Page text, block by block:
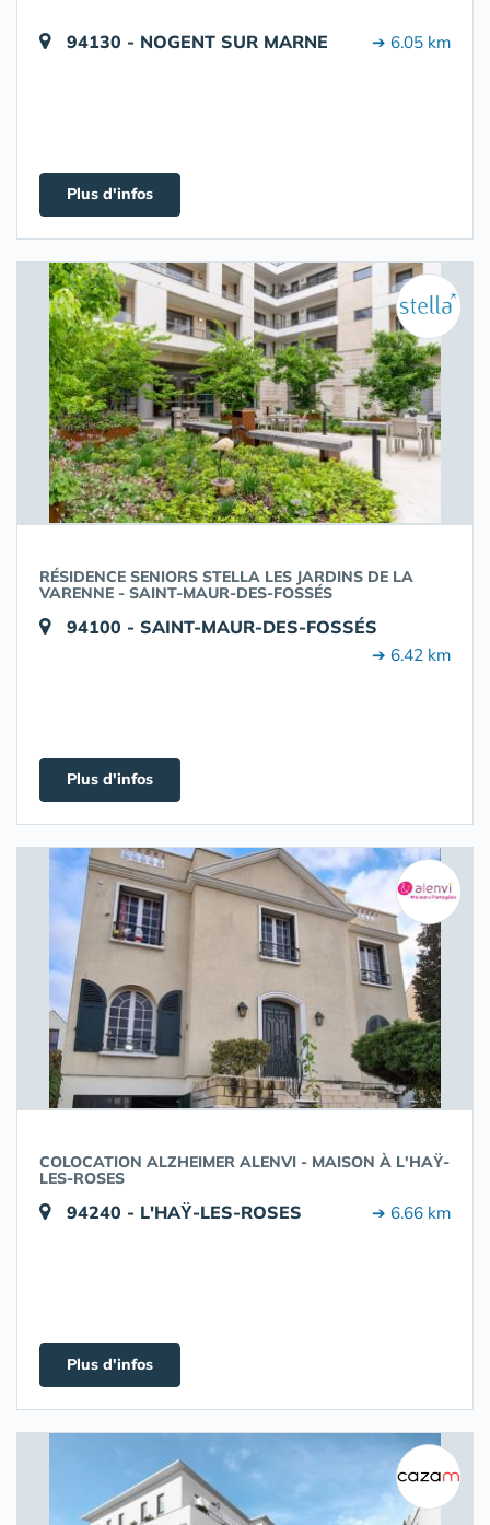
94130 - NOGENT SUR MARNE ➔ 6.05 km
Plus d'infos
RÉSIDENCE SENIORS STELLA LES JARDINS DE LA
VARENNE - SAINT-MAUR-DES-FOSSÉS
94100 - SAINT-MAUR-DES-FOSSÉS
➔ 6.42 km
Plus d'infos
COLOCATION ALZHEIMER ALENVI - MAISON À L'HAŸ-
LES-ROSES
94240 - L'HAŸ-LES-ROSES ➔ 6.66 km
Plus d'infos